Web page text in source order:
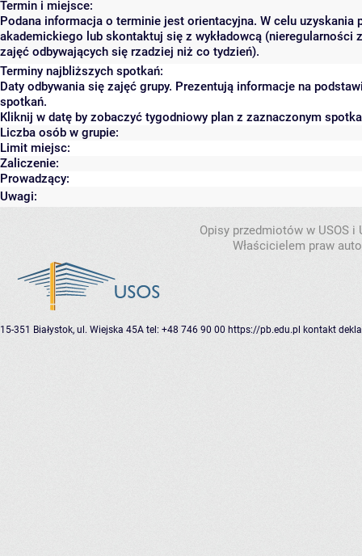
Termin i miejsce:
Podana informacja o terminie jest orientacyjna. W celu
akademickiego lub skontaktuj się z wykładowcą (nieregularności
zajęć odbywających się rzadziej niż co tydzień).
Terminy najbliższych spotkań:
Daty odbywania się zajęć grupy. Prezentują informacje na
spotkań.
Kliknij w datę by zobaczyć tygodniowy plan z zaznaczonym
Liczba osób w grupie:
Limit miejsc:
Zaliczenie:
Prowadzący:
Uwagi:
Opisy przedmiotów w USOS
Właścicielem praw
15-351 Białystok, ul. Wiejska 45A tel: +48 746 90 00 https://pb.edu.pl kontakt